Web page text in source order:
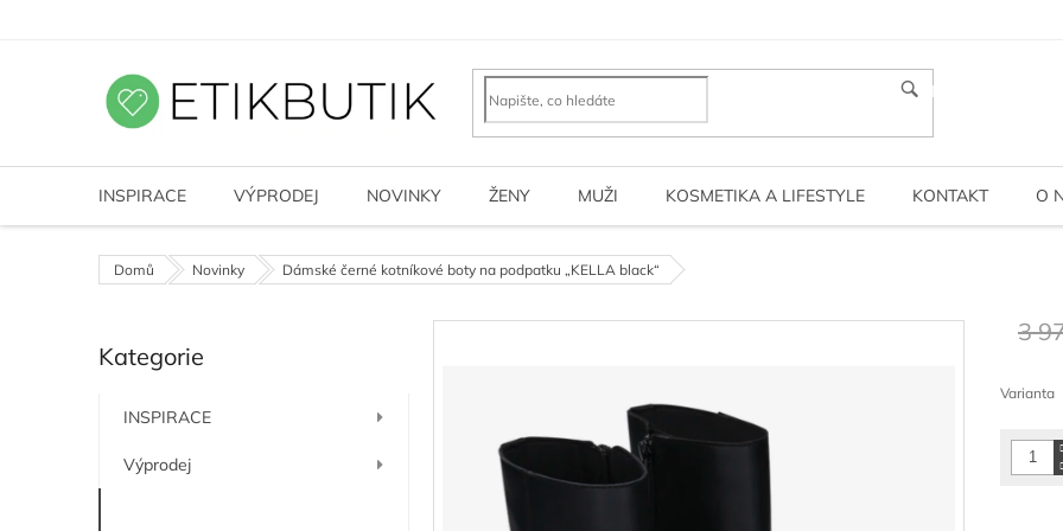
HLEDAT
INSPIRACE VÝPRODEJ NOVINKY ŽENY MUŽI KOSMETIKA A LIFESTYLE KONTAKT O
Domů Novinky Dámské černé kotníkové boty na podpatku „KELLA black“
o
n
Přeskočit
kategorie
Kategorie
INSPIRACE
Výprodej
3
cena:
Varianta